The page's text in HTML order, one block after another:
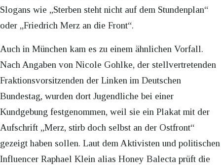
Slogans wie „Sterben steht nicht auf dem Stundenplan“
oder „Friedrich Merz an die Front“.
Auch in München kam es zu einem ähnlichen Vorfall.
Nach Angaben von Nicole Gohlke, der stellvertretenden
Fraktionsvorsitzenden der Linken im Deutschen
Bundestag, wurden dort Jugendliche bei einer
Kundgebung festgenommen, weil sie ein Plakat mit der
Aufschrift „Merz, stirb doch selbst an der Ostfront“
gezeigt haben sollen. Laut dem Aktivisten und politischen
Influencer Raphael Klein alias Honey Balecta prüft die